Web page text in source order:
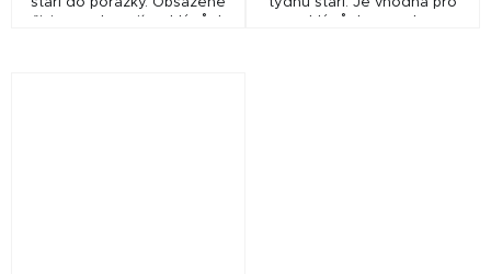
živiny podporují rychlý růst,
rychlý růst a vysokou